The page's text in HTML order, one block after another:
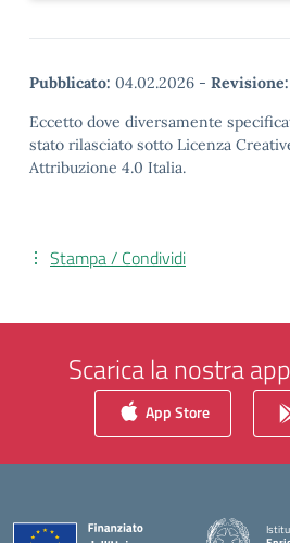
Pubblicato: 04.02.2026 - Revisione:
Eccetto dove diversamente
stato rilasciato sotto Licenza
Attribuzione 4.0 Italia.
Stampa / Condividi
Scarica la nostra
App Store